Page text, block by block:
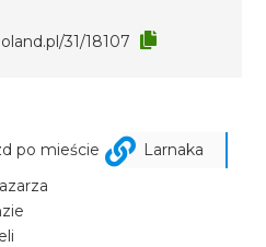
31/18107
po mieście
Larnaka